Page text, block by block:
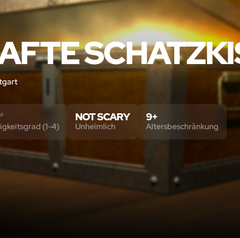
(1-4)
NOT SCARY
Unheimlich
9+
Altersbeschränkung